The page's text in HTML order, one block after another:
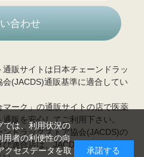
合わせ
通販サイトは日本チェーンドラッ
会(JACDS)通販基準に適合してい
マーク」の通販サイトの店で医薬
販を安心してご利用下さい。
ンドラッグストア協会(JACDS)の
適合店は、JACDS
ホームページ
では、利用状況の
者の利便性の向
クセスデータを取
承諾する